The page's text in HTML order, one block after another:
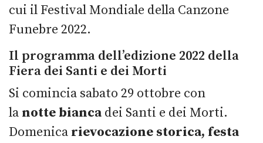
cui il Festival Mondiale della Canzone
Funebre 2022.
Il programma dell’edizione 2022 della
Fiera dei Santi e dei Morti
Si comincia sabato 29 ottobre con
la notte biancadei Santi e dei Morti.
Domenica rievocazione storica, festa